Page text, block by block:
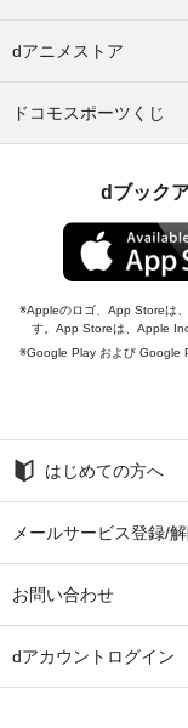
dアニメストア
ドコモスポーツくじ
dブック
Appleのロゴ、App Storeは
す。App Storeは、Apple
Google Play および Google
はじめての方へ
メールサービス登録/
お問い合わせ
dアカウントログイン